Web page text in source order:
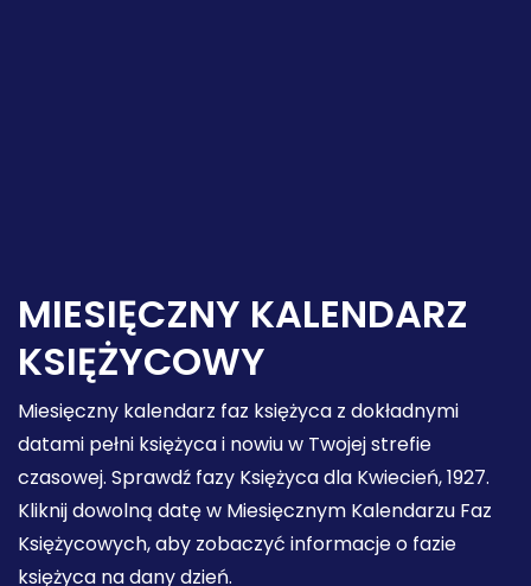
MIESIĘCZNY KALENDARZ
KSIĘŻYCOWY
Miesięczny kalendarz faz księżyca z dokładnymi
datami pełni księżyca i nowiu w Twojej strefie
czasowej. Sprawdź fazy Księżyca dla Kwiecień, 1927.
Kliknij dowolną datę w Miesięcznym Kalendarzu Faz
Księżycowych, aby zobaczyć informacje o fazie
księżyca na dany dzień.